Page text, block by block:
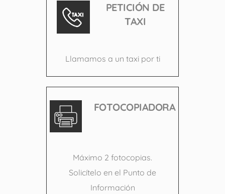
PETICIÓN DE
TAXI
Llamamos a un taxi por ti
FOTOCOPIADORA
Máximo 2 fotocopias.
Solicítelo en el Punto de
Información